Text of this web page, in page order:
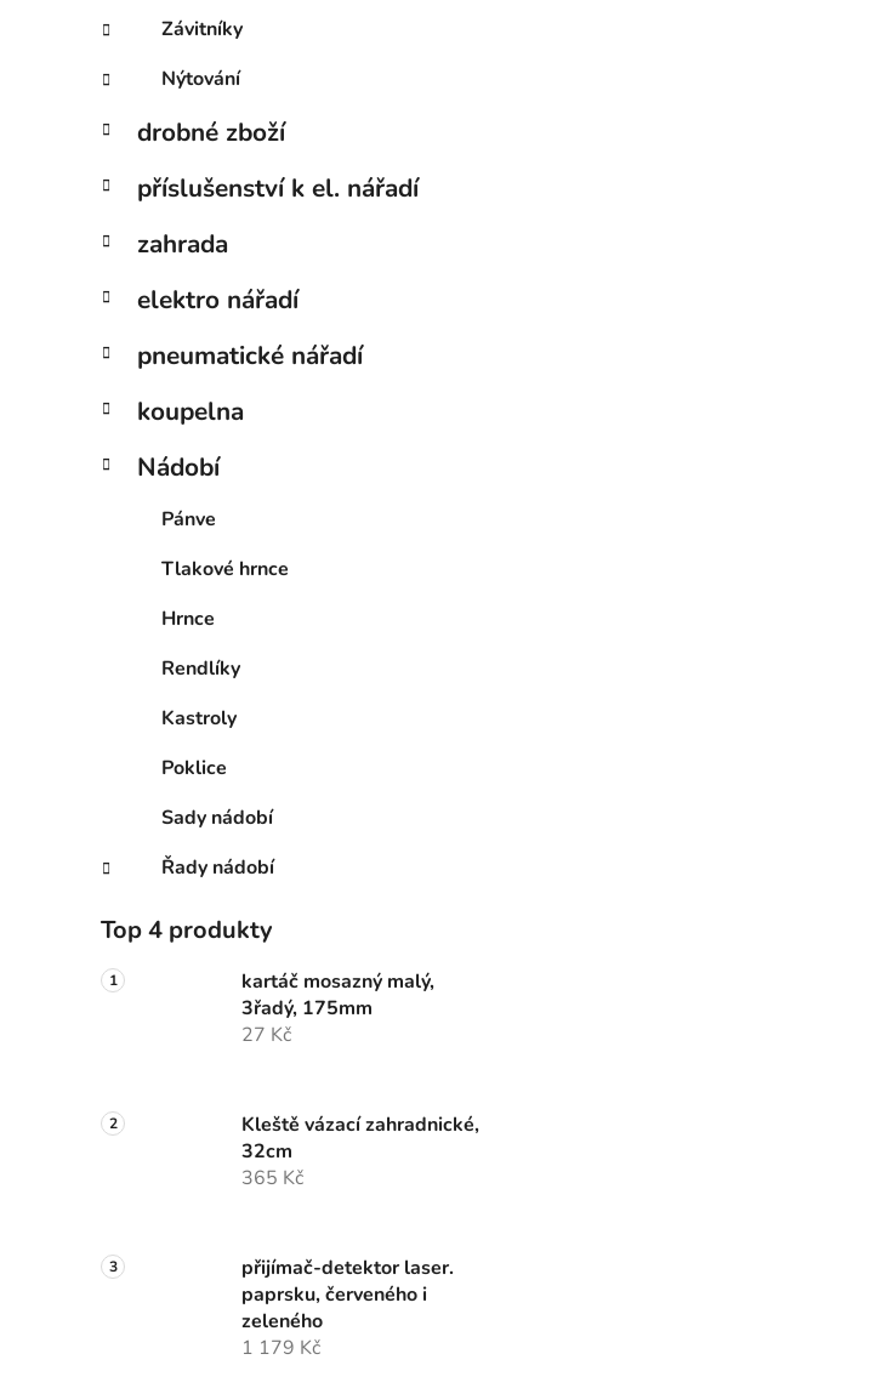
Závitníky
Nýtování
drobné zboží
příslušenství k el. nářadí
zahrada
elektro nářadí
pneumatické nářadí
koupelna
Nádobí
Pánve
Tlakové hrnce
Hrnce
Rendlíky
Kastroly
Poklice
Sady nádobí
Řady nádobí
Top 4 produkty
kartáč mosazný malý,
3řadý, 175mm
27 Kč
Kleště vázací zahradnické,
32cm
365 Kč
přijímač-detektor laser.
paprsku, červeného i
zeleného
1 179 Kč